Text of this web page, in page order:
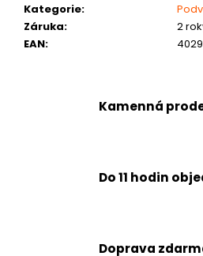
Kategorie:
Záruka:
2
EAN:
Kamenná
Do 11 hodin
Doprava
u